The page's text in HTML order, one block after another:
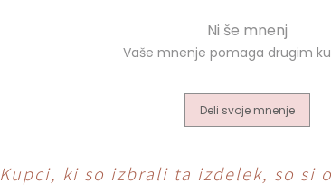
Deli svoje mnenje
Kupci, ki so izbrali ta izdelek, so si